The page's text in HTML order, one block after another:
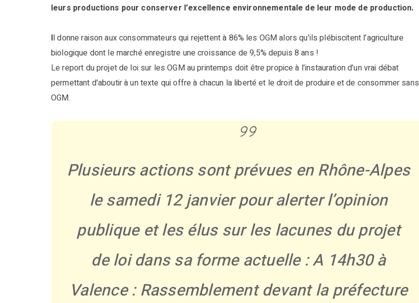
leurs productions pour conserver l’excellence environnementale de leur mode de production.
Il donne raison aux consommateurs qui rejettent à 86% les OGM alors qu’ils plébiscitent l’agriculture
biologique dont le marché enregistre une croissance de 9,5% depuis 8 ans !
Le report du projet de loi sur les OGM au printemps doit être propice à l’instauration d’un vrai débat
permettant d’aboutir à un texte qui offre à chacun la liberté et le droit de produire et de consommer sans
OGM.
Plusieurs actions sont prévues en Rhône-Alpes
le samedi 12 janvier pour alerter l’opinion
publique et les élus sur les lacunes du projet
de loi dans sa forme actuelle : A 14h30 à
Valence : Rassemblement devant la préfecture